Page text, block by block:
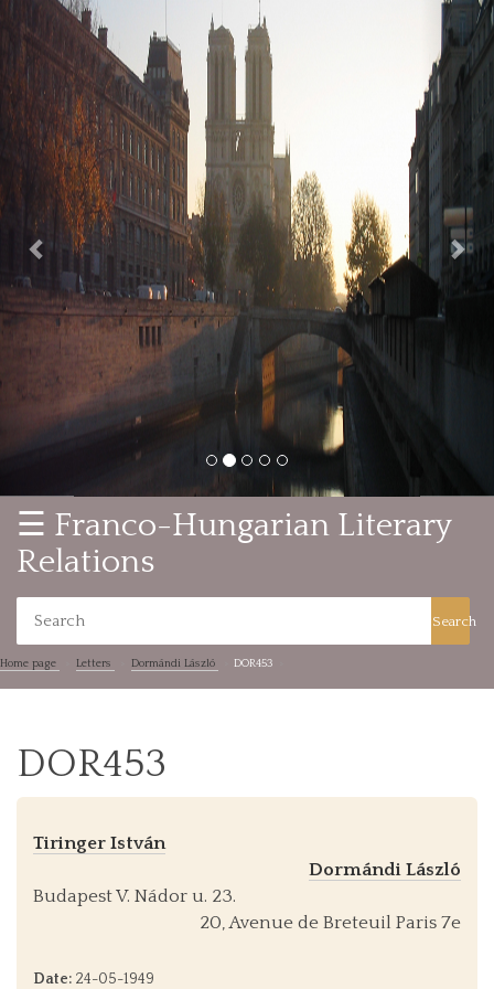
Previous
☰ Franco-Hungarian Literary
Relations
Search
Home page Letters Dormándi László DOR453
DOR453
Tiringer István
Dormándi László
Budapest V. Nádor u. 23.
20, Avenue de Breteuil Paris 7e
Date: 24-05-1949